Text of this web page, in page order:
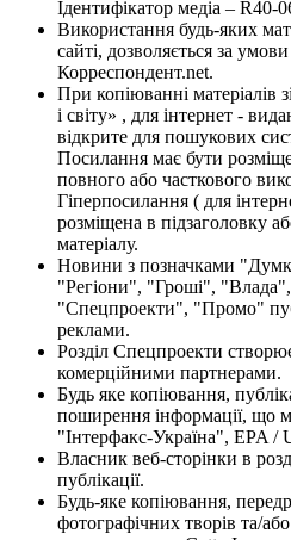
Ідентифікатор медіа – R40-
Використання будь-яких
сайті, дозволяється за
Корреспондент.net.
При копіюванні матеріалів
і світу» , для інтернет -
відкрите для пошукових
Посилання має бути
повного або часткового
Гіперпосилання ( для
розміщена в підзаголовку
матеріалу.
Новини з позначками
"Регіони", "Гроші",
"Спецпроекти", "Промо"
реклами.
Розділ Спецпроекти
комерційними партнерами.
Будь яке копіювання,
поширення інформації, що
"Інтерфакс-Україна", EPA /
Власник веб-сторінки в
публікації.
Будь-яке копіювання,
фотографічних творів та/або